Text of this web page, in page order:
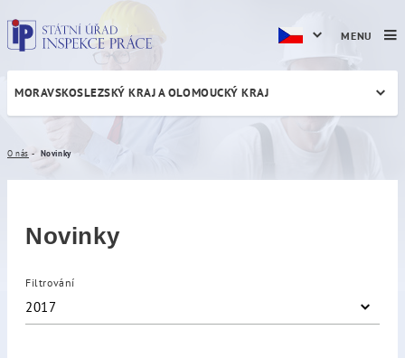
Novinky
MORAVSKOSLEZSKÝ KRAJ A OLOMOUCKÝ KRAJ
O nás Novinky
Novinky
Filtrování
2017
MENU